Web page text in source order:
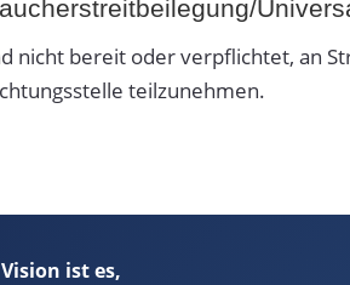
nicht bereit oder verpflichtet, an
teilzunehmen.
ist es,